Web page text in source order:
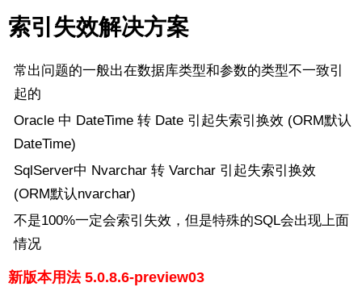
索引失效解决方案
常出问题的一般出在数据库类型和参数的类型不一致引
起的
Oracle 中 DateTime 转 Date 引起失索引换效 (ORM默认
DateTime)
SqlServer中 Nvarchar 转 Varchar 引起失索引换效
(ORM默认nvarchar)
不是100%一定会索引失效，但是特殊的SQL会出现上面
情况
新版本用法 5.0.8.6-preview03